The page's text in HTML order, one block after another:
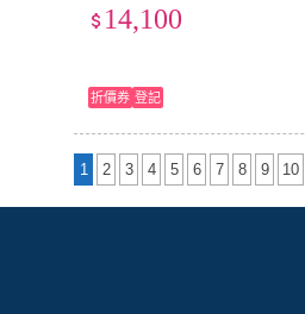
14,100
折價券 登記
1 2 3 4 5 6 7 8 9 10